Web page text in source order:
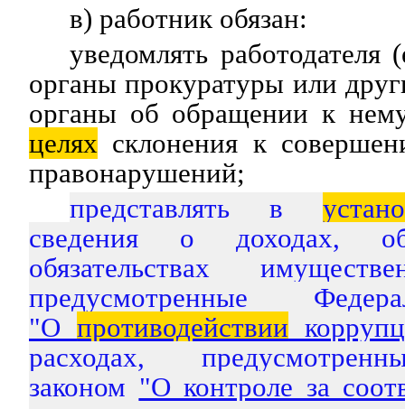
в) работник обязан:
уведомлять работодателя
органы прокуратуры или
органы об обращении к
целях склонения к
правонарушений;
представлять в
сведения о доходах,
обязательствах
предусмотренные
"Опротиводействии
расходах,
законом "О контроле за